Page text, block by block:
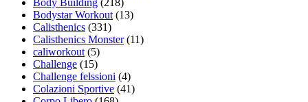
Body Building (218)
Bodystar Workout(13)
Calisthenics (331)
Calisthenics Monster(11)
caliworkout(5)
Challenge (15)
Challenge felssioni (4)
Colazioni Sportive (41)